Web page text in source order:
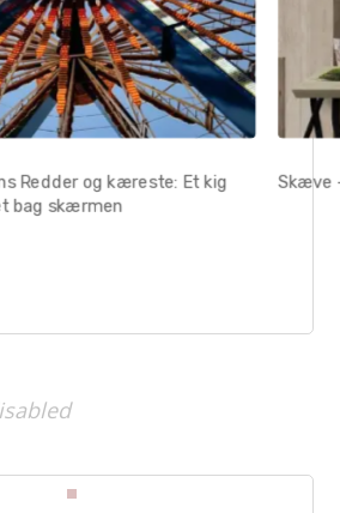
Redder og kæreste: Et kig
bag skærmen
Skæve